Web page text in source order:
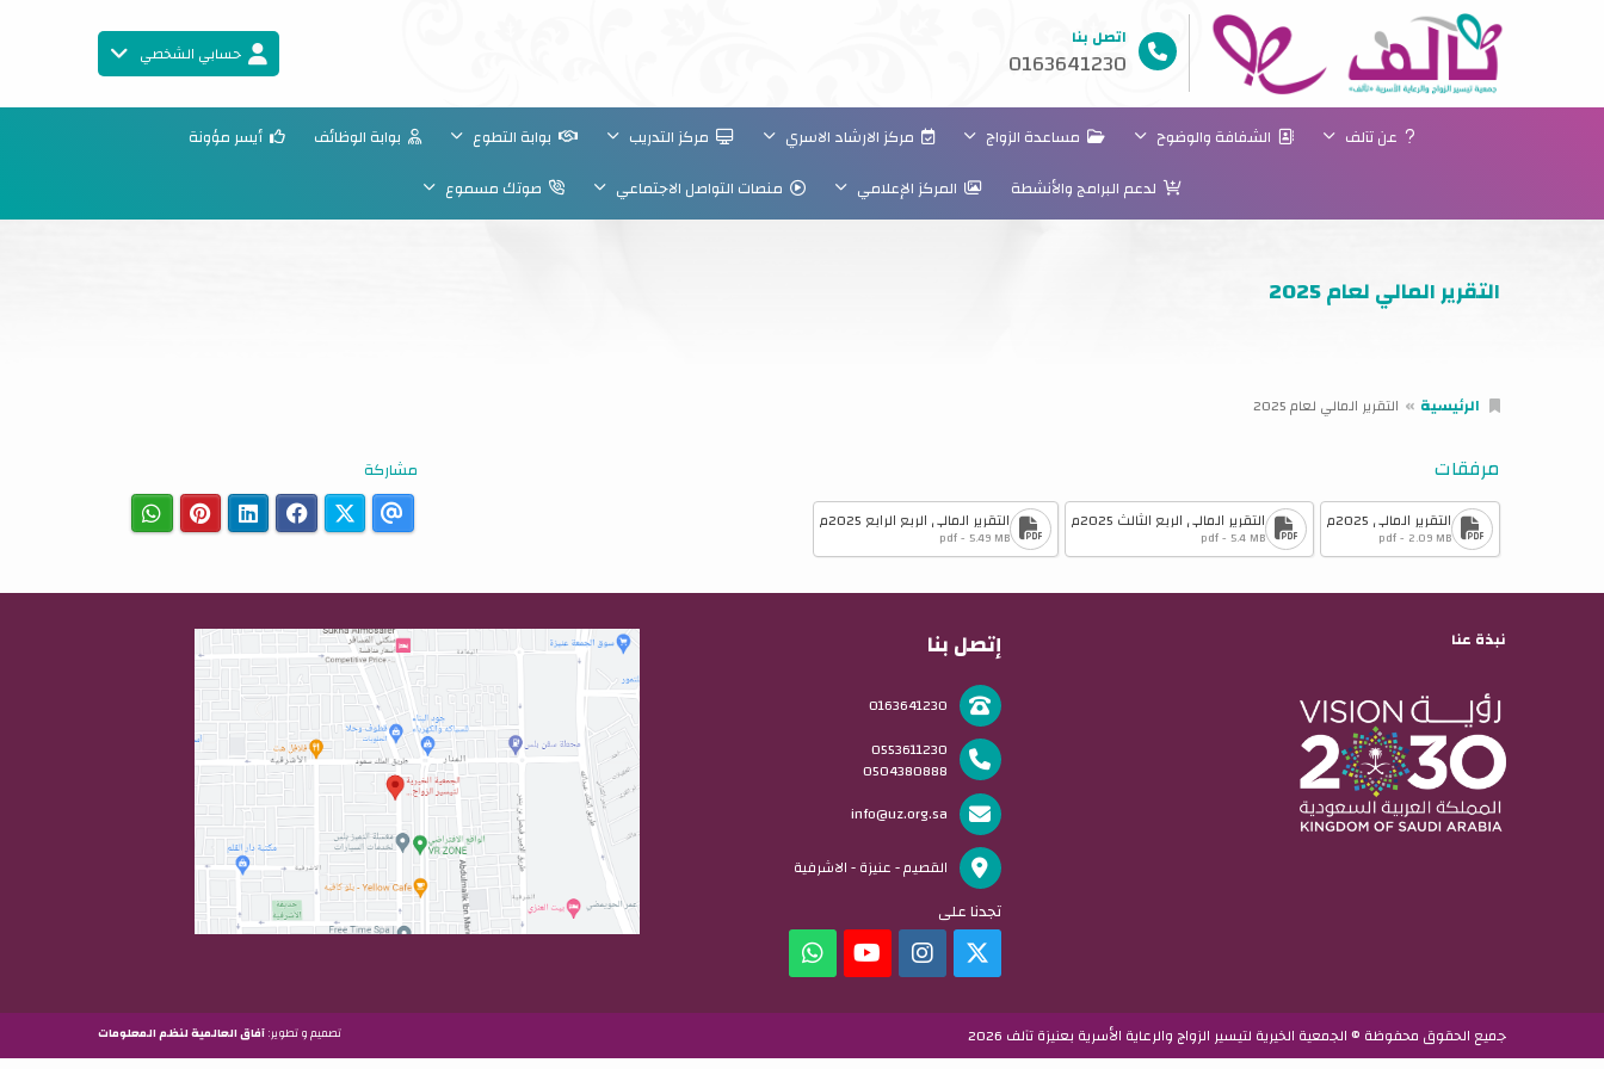
اتصل بنا
0163641230 حسابي الشخصي
عن تآلف الشفافة والوضوح مساعدة الزواج مركز الارشاد الاسري مركز التدريب بوابة التطوع بوابة الوظائف
أيسر مؤونة
لدعم البرامج والأنشطة
المركز الإعلامي منصات التواصل الاجتماعي صوتك مسموع
التقرير المالي لعام 2025
الرئيسية التقرير المالي لعام 2025
مرفقات
التقرير المالي 2025م
pdf - 2.09 MB
التقرير المالي الربع الثالث 2025م
pdf - 5.4 MB
التقرير المالي الربع الرابع 2025م
pdf - 5.49 MB
مشاركة
نبذة عنا إتصل بنا
0163641230
0553611230
0504380888
info@uz.org.sa
القصيم - عنيزة - الاشرفية
تجدنا على
جميع الحقوق محفوظة © الجمعية الخيرية لتيسير الزواج والرعاية الأسرية بعنيزة تآلف 2026 تصميم و تطوير:آفاق العالمية لنظم المعلومات